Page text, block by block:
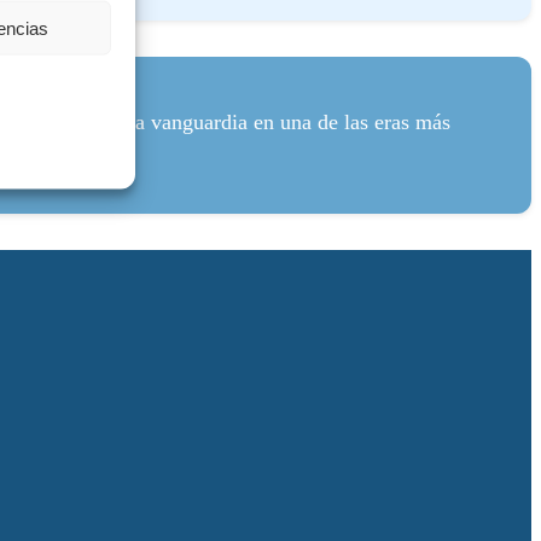
a la vanguardia en una de las eras más